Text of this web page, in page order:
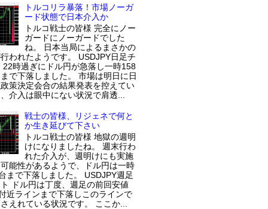
トルコリラ暴落！市場ノーガ
ード状態で日本介入か
トルコ戦士の皆様 完全にノー
ガードにノーガードでした
ね。 日本当局によるまさかの
われたようです。 USDJPY日足チ
22時過ぎにドル円が急落し一時158
で下落しました。 市場は明日に日
策決定会合の結果発表を控えてい
介入は眼中にない状況で肩透...
戦士の皆様、リジェネで何と
か生き延びて下さい
トルコ戦士の皆様 地獄の週明
けになりましたね。 週末行わ
れた介入が、週明けにも実施
能性があるようで、ドル円は一時
まで下落しました。 USDJPY週足
ドル円は丁度、週足の前回安値
近ラインまで下落しこのラインで
えれている状況です。 ここか...